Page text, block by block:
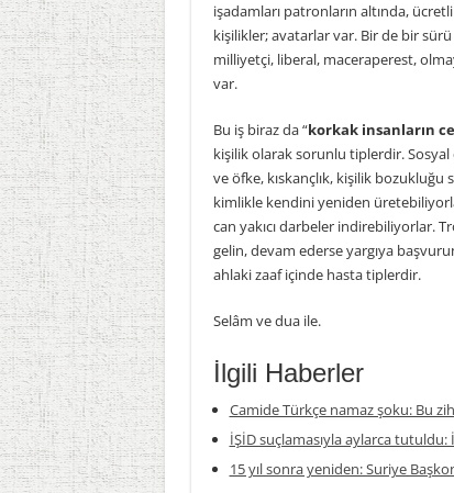
işadamları patronların altında,
kişilikler; avatarlar var. Bir de bir
milliyetçi, liberal, maceraperest,
var.
Bu iş biraz da “korkak insanların
kişilik olarak sorunlu tiplerdir. Sosyal
ve öfke, kıskançlık, kişilik
kimlikle kendini yeniden
can yakıcı darbeler indirebiliyorlar.
gelin, devam ederse yargıya
ahlaki zaaf içinde hasta tiplerdir.
Selâm ve dua ile.
İlgili Haberler
Camide Türkçe namaz şoku: Bu
İŞİD suçlamasıyla aylarca
15 yıl sonra yeniden: Suriye